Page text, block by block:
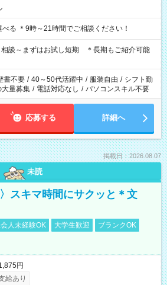
▼5h～シフト選べる ＊9時～21時間でご相談ください！
相談～まずはお試し短期 ＊長期もご紹介可能
書不要 / 40～50代活躍中 / 服装自由 / シフト勤
大量募集 / 電話対応なし / パソコンスキル不要
応募する 詳細へ
掲載日：2026.08.07
未読
スキマ時間にサクッと＊文
人未経験OK 大学生歓迎
ブランクOK
円
給あり